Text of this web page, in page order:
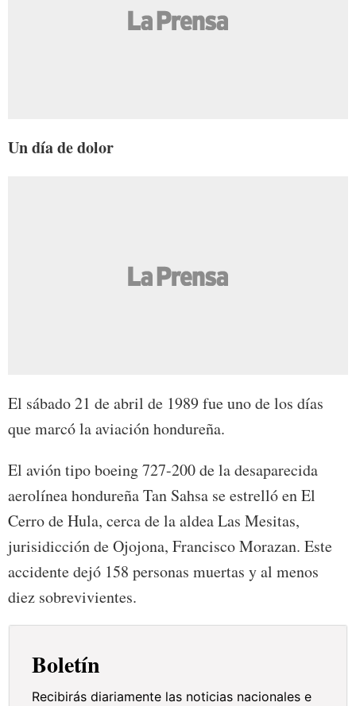
Un día de dolor
El sábado 21 de abril de 1989 fue uno de los días
que marcó la aviación hondureña.
El avión tipo boeing 727-200 de la desaparecida
aerolínea hondureña Tan Sahsa se estrelló en El
Cerro de Hula, cerca de la aldea Las Mesitas,
jurisidicción de Ojojona, Francisco Morazan. Este
accidente dejó 158 personas muertas y al menos
diez sobrevivientes.
Boletín
Recibirás diariamente las noticias nacionales e